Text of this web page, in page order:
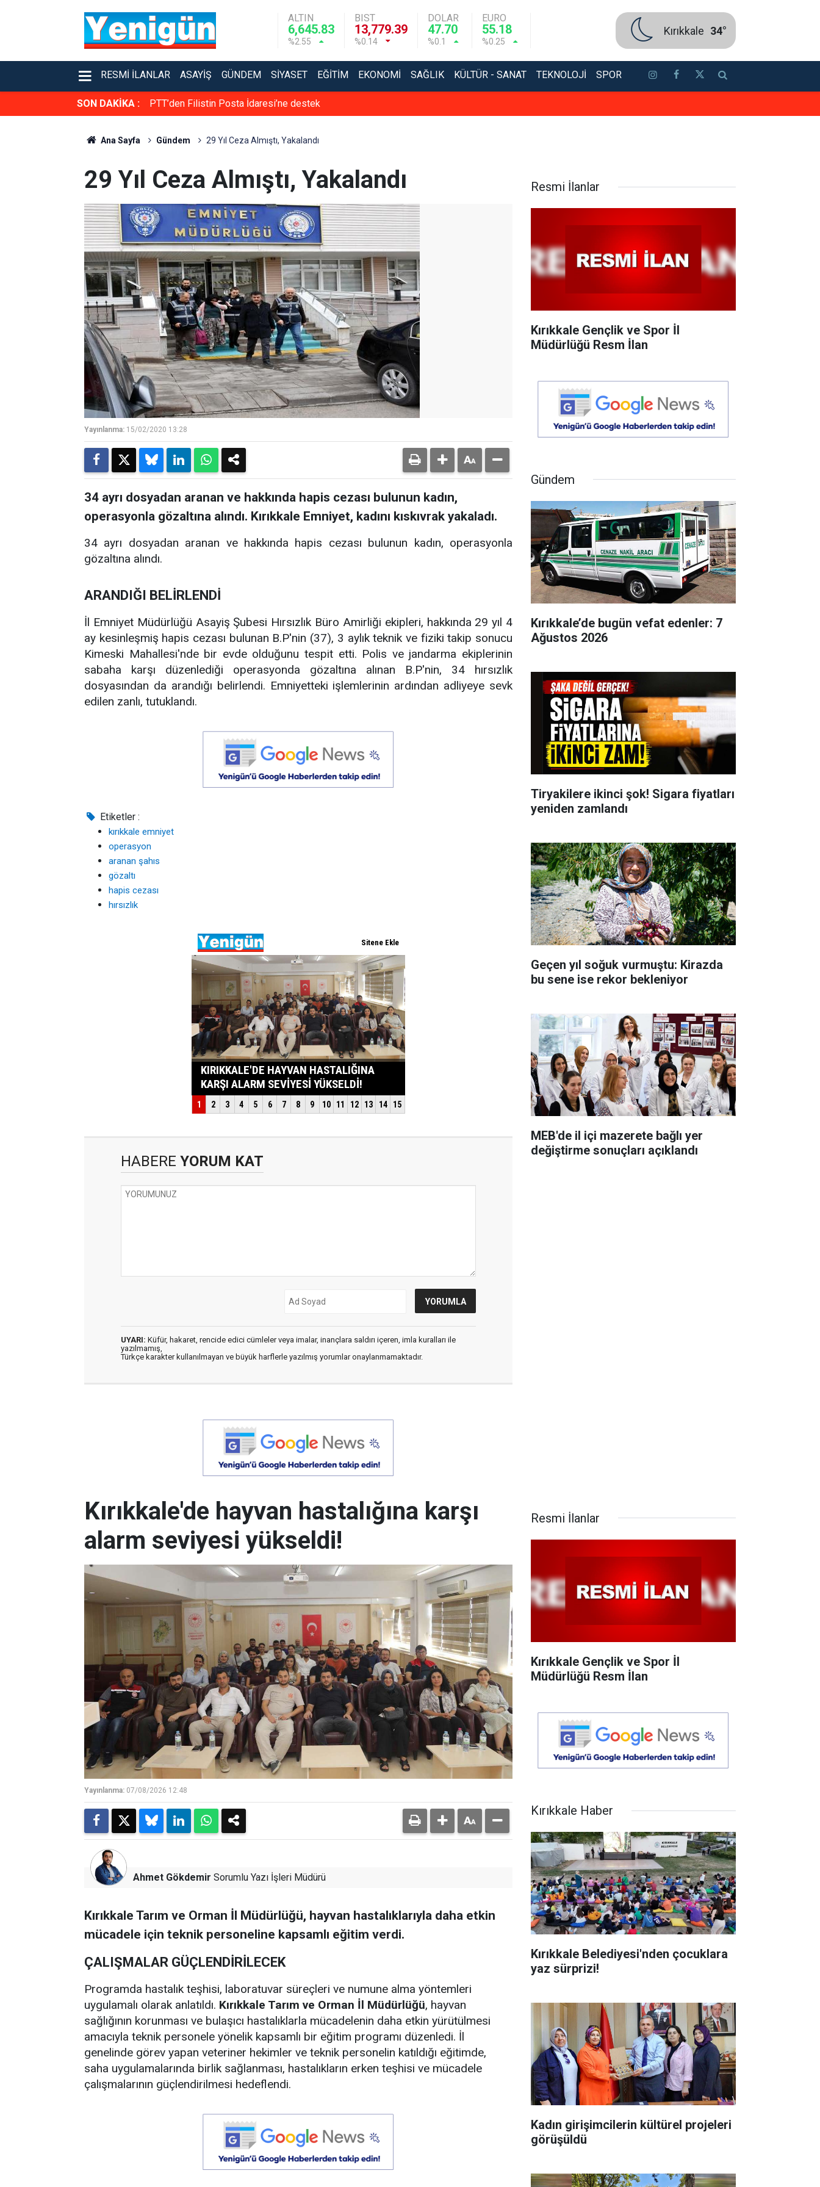
ALTIN
6,645.83
%2.55
BIST
13,779.39
%0.14
DOLAR
47.70
%0.1
EURO
55.18
%0.25
Kırıkkale 34°
RESMI İLANLAR ASAYIŞ GÜNDEM SIYASET EĞITIM EKONOMI SAĞLIK KÜLTÜR - SANAT TEKNOLOJI SPOR
SON DAKİKA : PTT’den Filistin Posta İdaresi’ne destek
Ana Sayfa Gündem 29 Yıl Ceza Almıştı, Yakalandı
29 Yıl Ceza Almıştı, Yakalandı
Yayınlanma: 15/02/2020 13:28
34 ayrı dosyadan aranan ve hakkında hapis cezası bulunun kadın,
operasyonla gözaltına alındı. Kırıkkale Emniyet, kadını kıskıvrak yakaladı.
34 ayrı dosyadan aranan ve hakkında hapis cezası bulunun kadın, operasyonla
gözaltına alındı.
ARANDIĞI BELİRLENDİ
İl Emniyet Müdürlüğü Asayiş Şubesi Hırsızlık Büro Amirliği ekipleri, hakkında 29 yıl 4
ay kesinleşmiş hapis cezası bulunan B.P'nin (37), 3 aylık teknik ve fiziki takip sonucu
Kimeski Mahallesi'nde bir evde olduğunu tespit etti. Polis ve jandarma ekiplerinin
sabaha karşı düzenlediği operasyonda gözaltına alınan B.P'nin, 34 hırsızlık
dosyasından da arandığı belirlendi. Emniyetteki işlemlerinin ardından adliyeye sevk
edilen zanlı, tutuklandı.
Etiketler :
kırıkkale emniyet
operasyon
aranan şahıs
gözaltı
hapis cezası
hırsızlık
HABERE YORUM KAT
UYARI: Küfür, hakaret, rencide edici cümleler veya imalar, inançlara saldırı içeren, imla kuralları ile
yazılmamış,
Türkçe karakter kullanılmayan ve büyük harflerle yazılmış yorumlar onaylanmamaktadır.
Resmi İlanlar
Kırıkkale Gençlik ve Spor İl
Müdürlüğü Resm İlan
Gündem
Kırıkkale’de bugün vefat edenler: 7
Ağustos 2026
Tiryakilere ikinci şok! Sigara fiyatları
yeniden zamlandı
Geçen yıl soğuk vurmuştu: Kirazda
bu sene ise rekor bekleniyor
MEB'de il içi mazerete bağlı yer
değiştirme sonuçları açıklandı
Kırıkkale'de hayvan hastalığına karşı
alarm seviyesi yükseldi!
Yayınlanma: 07/08/2026 12:48
Ahmet Gökdemir Sorumlu Yazı İşleri Müdürü
Kırıkkale Tarım ve Orman İl Müdürlüğü, hayvan hastalıklarıyla daha etkin
mücadele için teknik personeline kapsamlı eğitim verdi.
ÇALIŞMALAR GÜÇLENDİRİLECEK
Programda hastalık teşhisi, laboratuvar süreçleri ve numune alma yöntemleri
uygulamalı olarak anlatıldı. Kırıkkale Tarım ve Orman İl Müdürlüğü, hayvan
sağlığının korunması ve bulaşıcı hastalıklarla mücadelenin daha etkin yürütülmesi
amacıyla teknik personele yönelik kapsamlı bir eğitim programı düzenledi. İl
genelinde görev yapan veteriner hekimler ve teknik personelin katıldığı eğitimde,
saha uygulamalarında birlik sağlanması, hastalıkların erken teşhisi ve mücadele
çalışmalarının güçlendirilmesi hedeflendi.
Resmi İlanlar
Kırıkkale Gençlik ve Spor İl
Müdürlüğü Resm İlan
Kırıkkale Haber
Kırıkkale Belediyesi'nden çocuklara
yaz sürprizi!
Kadın girişimcilerin kültürel projeleri
görüşüldü